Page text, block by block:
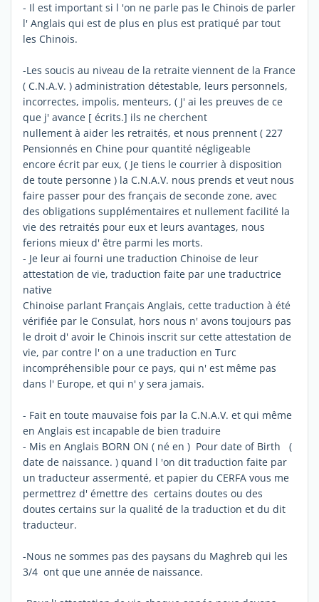
- Il est important si l 'on ne parle pas le Chinois de parler
l' Anglais qui est de plus en plus est pratiqué par tout
les Chinois.
-Les soucis au niveau de la retraite viennent de la France
( C.N.A.V. ) administration détestable, leurs personnels,
incorrectes, impolis, menteurs, ( J' ai les preuves de ce
que j' avance [ écrits.] ils ne cherchent
nullement à aider les retraités, et nous prennent ( 227
Pensionnés en Chine pour quantité négligeable
encore écrit par eux, ( Je tiens le courrier à disposition
de toute personne ) la C.N.A.V. nous prends et veut nous
faire passer pour des français de seconde zone, avec
des obligations supplémentaires et nullement facilité la
vie des retraités pour eux et leurs avantages, nous
ferions mieux d' être parmi les morts.
- Je leur ai fourni une traduction Chinoise de leur
attestation de vie, traduction faite par une traductrice
native
Chinoise parlant Français Anglais, cette traduction à été
vérifiée par le Consulat, hors nous n' avons toujours pas
le droit d' avoir le Chinois inscrit sur cette attestation de
vie, par contre l' on a une traduction en Turc
incompréhensible pour ce pays, qui n' est même pas
dans l' Europe, et qui n' y sera jamais.
- Fait en toute mauvaise fois par la C.N.A.V. et qui même
en Anglais est incapable de bien traduire
- Mis en Anglais BORN ON ( né en ) Pour date of Birth (
date de naissance. ) quand l 'on dit traduction faite par
un traducteur assermenté, et papier du CERFA vous me
permettrez d' émettre des certains doutes ou des
doutes certains sur la qualité de la traduction et du dit
traducteur.
-Nous ne sommes pas des paysans du Maghreb qui les
3/4 ont que une année de naissance.